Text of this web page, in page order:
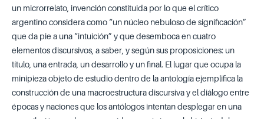
un microrrelato, invención constituida por lo que el crítico
argentino considera como “un núcleo nebuloso de significación”
que da pie a una “intuición” y que desemboca en cuatro
elementos discursivos, a saber, y según sus proposiciones: un
título, una entrada, un desarrollo y un final. El lugar que ocupa la
minipieza objeto de estudio dentro de la antología ejemplifica la
construcción de una macroestructura discursiva y el diálogo entre
épocas y naciones que los antólogos intentan desplegar en una